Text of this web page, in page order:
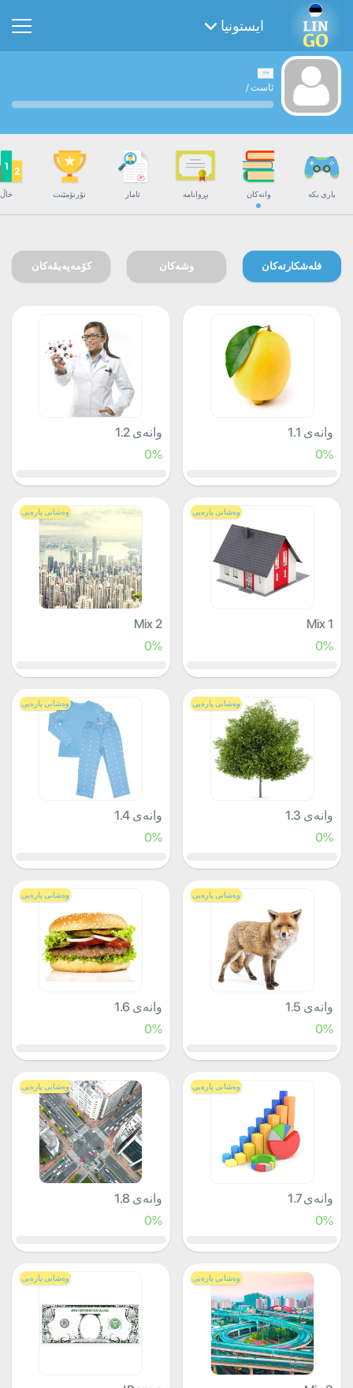
ایستونیا
ئاست/
یاری بکە وانەکان بڕوانامە ئامار تۆرنۆمێنت خاڵ
فلەشکارتەکان وشەکان کۆمەپەیڤەکان
وانەی 1.1
0%
وانەی 1.2
0%
وەشانی پارەیی
Mix 1
0%
وەشانی پارەیی
Mix 2
0%
وەشانی پارەیی
وانەی 1.3
0%
وەشانی پارەیی
وانەی 1.4
0%
وەشانی پارەیی
وانەی 1.5
0%
وەشانی پارەیی
وانەی 1.6
0%
وەشانی پارەیی
وانەی 1.7
0%
وەشانی پارەیی
وانەی 1.8
0%
وەشانی پارەیی وەشانی پارەیی